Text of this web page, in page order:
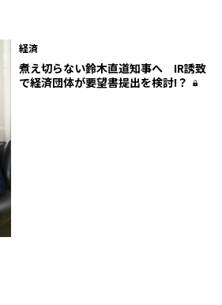
経済
煮え切らない鈴木直道知事へ IR誘致
で経済団体が要望書提出を検討!？